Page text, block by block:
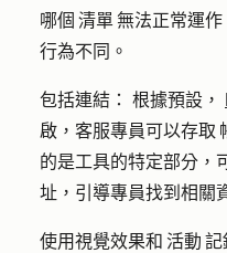
哪個 清單 無法正常運
行為不同。
包括連結： 根據預設，
啟，客服專員可以存取
的是工具的特定部分，
址，引導專員找到相關
使用視覺效果和 活動 記